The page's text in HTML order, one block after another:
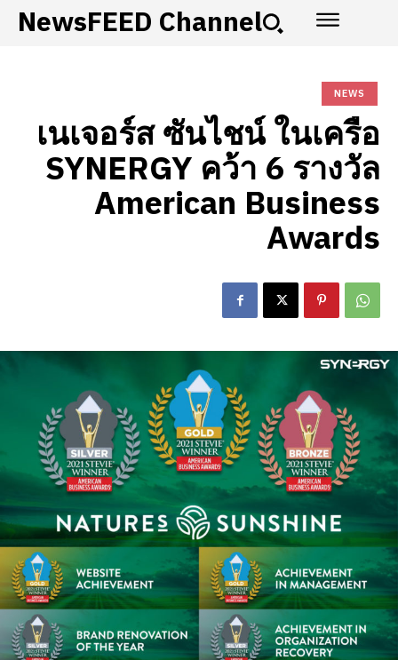
NewsFEED Channel
NEWS
เนเจอร์ส ซันไชน์ ในเครือ
SYNERGY คว้า 6 รางวัล
American Business
Awards